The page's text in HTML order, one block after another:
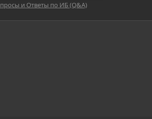
и Ответы по ИБ (Q&A)